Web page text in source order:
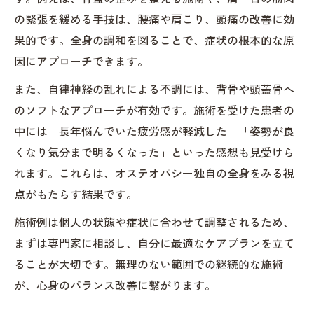
の緊張を緩める手技は、腰痛や肩こり、頭痛の改善に効
果的です。全身の調和を図ることで、症状の根本的な原
因にアプローチできます。
また、自律神経の乱れによる不調には、背骨や頭蓋骨へ
のソフトなアプローチが有効です。施術を受けた患者の
中には「長年悩んでいた疲労感が軽減した」「姿勢が良
くなり気分まで明るくなった」といった感想も見受けら
れます。これらは、オステオパシー独自の全身をみる視
点がもたらす結果です。
施術例は個人の状態や症状に合わせて調整されるため、
まずは専門家に相談し、自分に最適なケアプランを立て
ることが大切です。無理のない範囲での継続的な施術
が、心身のバランス改善に繋がります。